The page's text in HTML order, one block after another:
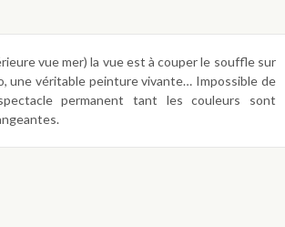
vue mer) la vue est à couper le souffle sur
une véritable peinture vivante… Impossible de
permanent tant les couleurs sont